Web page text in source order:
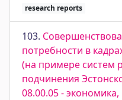
research reports
103.
потребности в
(на примере систем
подчинения
08.00.05 -